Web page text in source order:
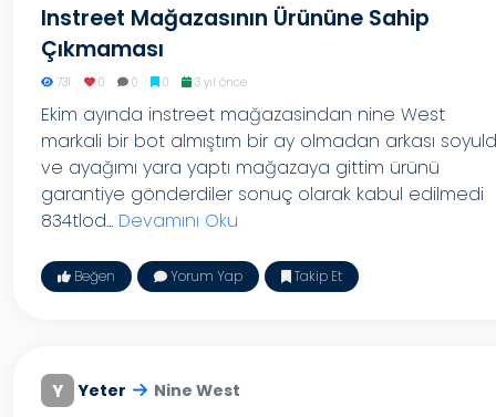
Instreet Mağazasının Ürününe Sahip
Çıkmaması
731 0 0 0 3 yıl önce
Ekim ayında instreet mağazasindan nine West
markali bir bot almıştım bir ay olmadan arkası
ve ayağımı yara yaptı mağazaya gittim ürünü
garantiye gönderdiler sonuç olarak kabul edilmedi
834tlod... Devamını Oku
Beğen Yorum Yap Takip Et
Y Yeter Nine West